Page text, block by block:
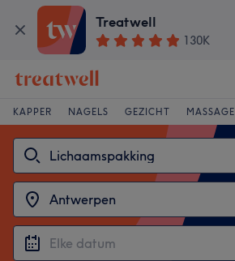
Treatwell
130K
KAPPER NAGELS GEZICHT MASSAGE